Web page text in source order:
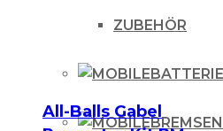
ZUBEHÖR
BREMSEN
All-Balls Gabel